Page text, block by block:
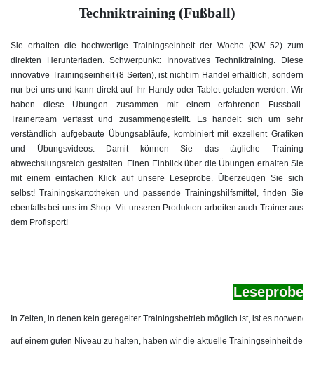
Techniktraining (Fußball)
Sie erhalten die hochwertige Trainingseinheit der Woche (KW 52) zum
direkten Herunterladen. Schwerpunkt: Innovatives Techniktraining. Diese
innovative Trainingseinheit (8 Seiten), ist nicht im Handel erhältlich, sondern
nur bei uns und kann direkt auf Ihr Handy oder Tablet geladen werden. Wir
haben diese Übungen zusammen mit einem erfahrenen Fussball-
Trainerteam verfasst und zusammengestellt. Es handelt sich um sehr
verständlich aufgebaute Übungsabläufe, kombiniert mit exzellent Grafiken
und Übungsvideos. Damit können Sie das tägliche Training
abwechslungsreich gestalten. Einen Einblick über die Übungen erhalten Sie
mit einem einfachen Klick auf unsere Leseprobe. Überzeugen Sie sich
selbst! Trainingskartotheken und passende Trainingshilfsmittel, finden Sie
ebenfalls bei uns im Shop. Mit unseren Produkten arbeiten auch Trainer aus
dem Profisport!
Leseprobe
In Zeiten, in denen kein geregelter Trainingsbetrieb möglich ist, ist es
auf einem guten Niveau zu halten, haben wir die aktuelle Trainingseinheit der